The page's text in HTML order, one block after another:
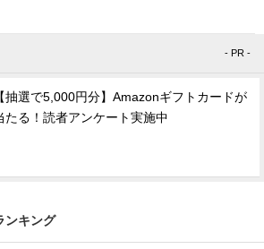
- PR -
【抽選で5,000円分】Amazonギフトカードが
たる！読者アンケート実施中
ンキング